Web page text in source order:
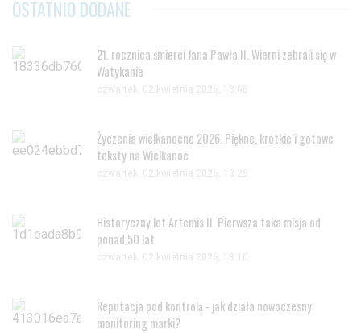
OSTATNIO DODANE
21. rocznica śmierci Jana Pawła II. Wierni zebrali się w
Watykanie
czwartek, 02 kwietnia 2026, 18:08
Życzenia wielkanocne 2026. Piękne, krótkie i gotowe
teksty na Wielkanoc
czwartek, 02 kwietnia 2026, 13:28
Historyczny lot Artemis II. Pierwsza taka misja od
ponad 50 lat
czwartek, 02 kwietnia 2026, 18:10
Reputacja pod kontrolą - jak działa nowoczesny
monitoring marki?